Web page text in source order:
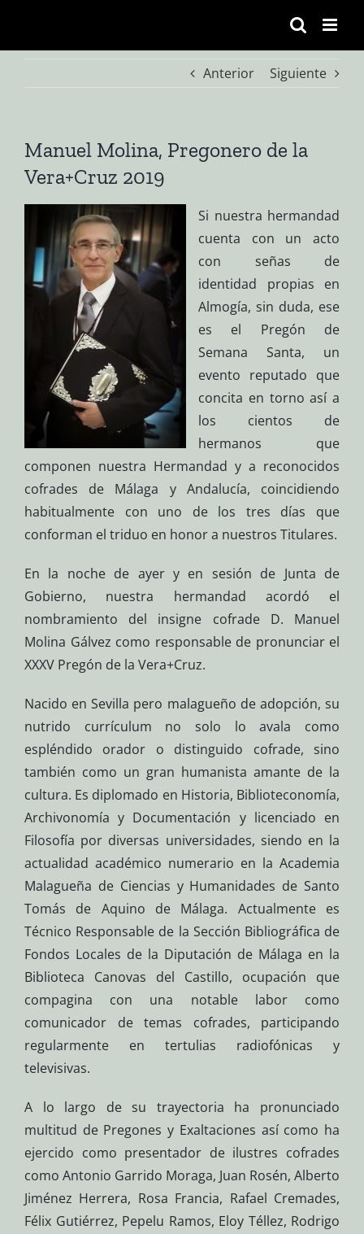
contenido
Anterior
Siguiente
Manuel Molina, Pregonero de la
Vera+Cruz 2019
Si nuestra hermandad
cuenta con un acto
con señas de
identidad propias en
Almogía, sin duda, ese
es el Pregón de
Semana Santa, un
evento reputado que
concita en torno así a
los cientos de
hermanos que
componen nuestra Hermandad y a reconocidos
cofrades de Málaga y Andalucía, coincidiendo
habitualmente con uno de los tres días que
conforman el triduo en honor a nuestros Titulares.
En la noche de ayer y en sesión de Junta de
Gobierno, nuestra hermandad acordó el
nombramiento del insigne cofrade D. Manuel
Molina Gálvez como responsable de pronunciar el
XXXV Pregón de la Vera+Cruz.
Nacido en Sevilla pero malagueño de adopción, su
nutrido currículum no solo lo avala como
espléndido orador o distinguido cofrade, sino
también como un gran humanista amante de la
cultura. Es diplomado en Historia, Biblioteconomía,
Archivonomía y Documentación y licenciado en
Filosofía por diversas universidades, siendo en la
actualidad académico numerario en la Academia
Malagueña de Ciencias y Humanidades de Santo
Tomás de Aquino de Málaga. Actualmente es
Técnico Responsable de la Sección Bibliográfica de
Fondos Locales de la Diputación de Málaga en la
Biblioteca Canovas del Castillo, ocupación que
compagina con una notable labor como
comunicador de temas cofrades, participando
regularmente en tertulias radiofónicas y
televisivas.
A lo largo de su trayectoria ha pronunciado
multitud de Pregones y Exaltaciones así como ha
ejercido como presentador de ilustres cofrades
como Antonio Garrido Moraga, Juan Rosén, Alberto
Jiménez Herrera, Rosa Francia, Rafael Cremades,
Félix Gutiérrez, Pepelu Ramos, Eloy Téllez, Rodrigo